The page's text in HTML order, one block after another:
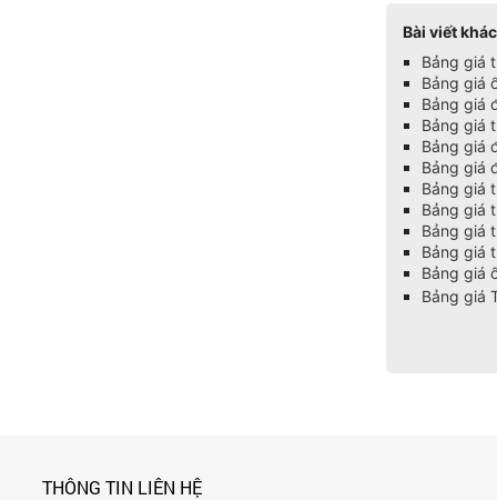
Bài viết
Bảng giá
Bảng giá
Bảng giá
Bảng giá
Bảng giá
Bảng giá
Bảng giá
Bảng giá
Bảng giá
Bảng giá
Bảng giá
Bảng giá
THÔNG TIN LIÊN HỆ